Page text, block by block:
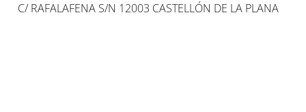
C/ RAFALAFENA S/N 12003 CASTELLÓN DE LA PLANA